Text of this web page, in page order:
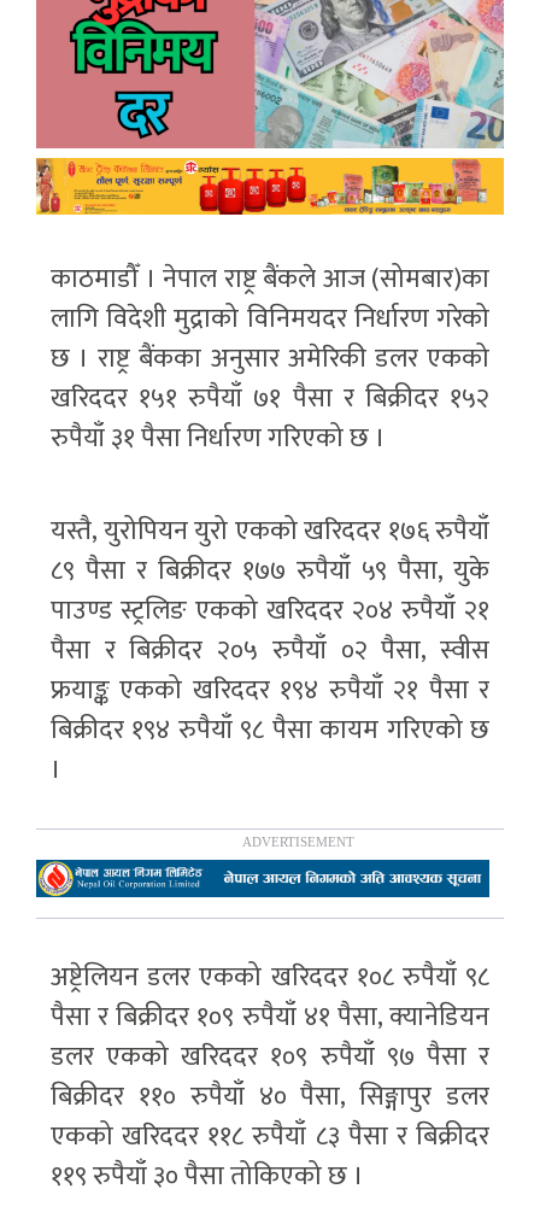
काठमाडौँ । नेपाल राष्ट्र बैंकले आज (सोमबार)का
लागि विदेशी मुद्राको विनिमयदर निर्धारण गरेको
छ । राष्ट्र बैंकका अनुसार अमेरिकी डलर एकको
खरिददर १५१ रुपैयाँ ७१ पैसा र बिक्रीदर १५२
रुपैयाँ ३१ पैसा निर्धारण गरिएको छ ।
यस्तै, युरोपियन युरो एकको खरिददर १७६ रुपैयाँ
८९ पैसा र बिक्रीदर १७७ रुपैयाँ ५९ पैसा, युके
पाउण्ड स्ट्रलिङ एकको खरिददर २०४ रुपैयाँ २१
पैसा र बिक्रीदर २०५ रुपैयाँ ०२ पैसा, स्वीस
फ्रयाङ्क एकको खरिददर १९४ रुपैयाँ २१ पैसा र
बिक्रीदर १९४ रुपैयाँ ९८ पैसा कायम गरिएको छ
।
अष्ट्रेलियन डलर एकको खरिददर १०८ रुपैयाँ ९८
पैसा र बिक्रीदर १०९ रुपैयाँ ४१ पैसा, क्यानेडियन
डलर एकको खरिददर १०९ रुपैयाँ ९७ पैसा र
बिक्रीदर ११० रुपैयाँ ४० पैसा, सिङ्गापुर डलर
एकको खरिददर ११८ रुपैयाँ ८३ पैसा र बिक्रीदर
११९ रुपैयाँ ३० पैसा तोकिएको छ ।